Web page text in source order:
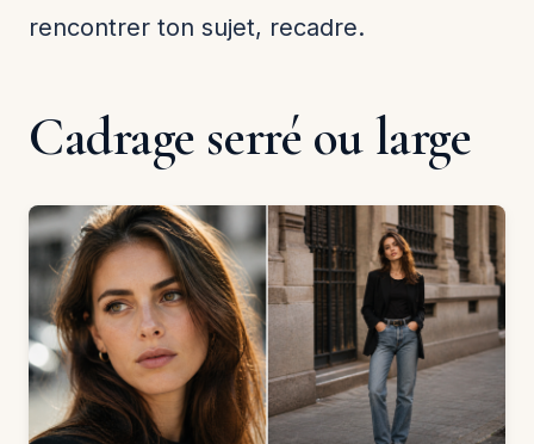
rencontrer ton sujet, recadre.
Cadrage serré ou large